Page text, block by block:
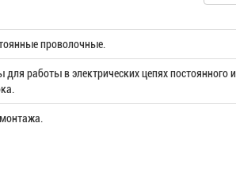
проволочные.
для работы в электрических цепях постоянного и